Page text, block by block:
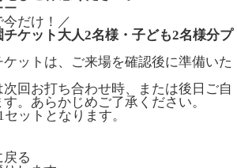
ー
だけ！／
ケット大人2名様・子ども2名様分プ
ットは、ご来場を確認後に準備いた
回お打ち合わせ時、または後日ご自
。あらかじめご了承ください。
ットとなります。
戻る